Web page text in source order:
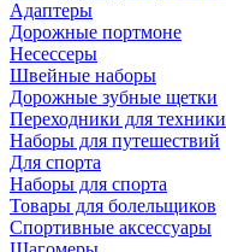
Адаптеры
Дорожные портмоне
Несессеры
Швейные наборы
Дорожные зубные щетки
Переходники для техники
Наборы для путешествий
Для спорта
Наборы для спорта
Товары для болельщиков
Спортивные аксессуары